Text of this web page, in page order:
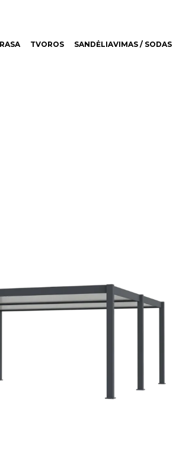
TVOROS SANDĖLIAVIMAS / SODAS